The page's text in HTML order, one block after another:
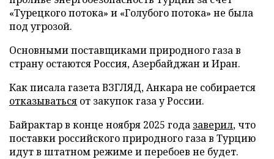
«Турецкого потока» и «Голубого потока» не была
под угрозой.
Основными поставщиками природного газа в
страну остаются Россия, Азербайджан и Иран.
Как писала газета ВЗГЛЯД, Анкара не собирается
отказываться от закупок газа у России.
Байрактар в конце ноября 2025 года заверил, что
поставки российского природного газа в Турцию
идут в штатном режиме и перебоев не будет.